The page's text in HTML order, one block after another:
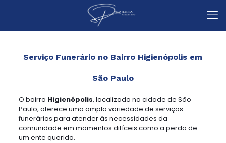
Serviço Funerário no Bairro Higienópolis em
São Paulo
O bairro Higienópolis, localizado na cidade de São
Paulo, oferece uma ampla variedade de serviços
funerários para atender às necessidades da
comunidade em momentos difíceis como a perda de
um ente querido.